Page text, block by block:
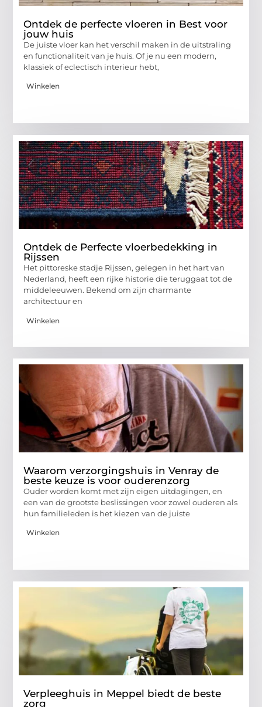
Ontdek de perfecte vloeren in Best voor
jouw huis
De juiste vloer kan het verschil maken in de uitstraling
en functionaliteit van je huis. Of je nu een modern,
klassiek of eclectisch interieur hebt,
Winkelen
Ontdek de Perfecte vloerbedekking in
Rijssen
Het pittoreske stadje Rijssen, gelegen in het hart van
Nederland, heeft een rijke historie die teruggaat tot de
middeleeuwen. Bekend om zijn charmante
architectuur en
Winkelen
Waarom verzorgingshuis in Venray de
beste keuze is voor ouderenzorg
Ouder worden komt met zijn eigen uitdagingen, en
een van de grootste beslissingen voor zowel ouderen als
hun familieleden is het kiezen van de juiste
Winkelen
Verpleeghuis in Meppel biedt de beste
zorg